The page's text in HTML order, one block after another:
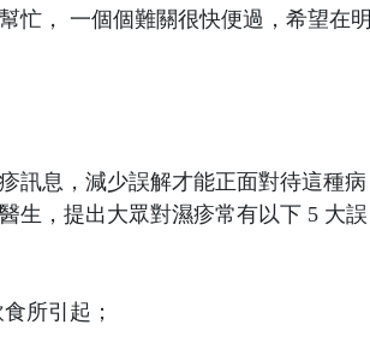
忙， 一個個難關很快便過，希望在明
訊息，減少誤解才能正面對待這種病
生，提出大眾對濕疹常有以下 5 大誤
所引起；